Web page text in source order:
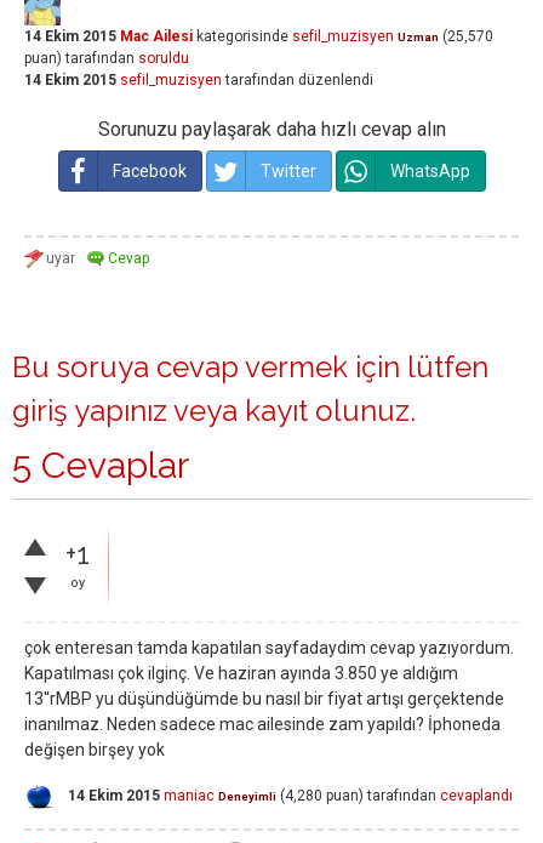
14 Ekim 2015 Mac Ailesi kategorisinde sefil_muzisyen Uzman (25,570
puan) tarafından soruldu
14 Ekim 2015 sefil_muzisyen tarafından düzenlendi
Sorunuzu paylaşarak daha hızlı cevap alın
Facebook Twitter WhatsApp
Bu soruya cevap vermek için lütfen
giriş yapınız veya kayıt olunuz.
5 Cevaplar
+1
oy
çok enteresan tamda kapatılan sayfadaydım cevap yazıyordum.
Kapatılması çok ilginç. Ve haziran ayında 3.850 ye aldığım
13''rMBP yu düşündüğümde bu nasıl bir fiyat artışı gerçektende
inanılmaz. Neden sadece mac ailesinde zam yapıldı? İphoneda
değişen birşey yok
14 Ekim 2015 maniac Deneyimli (4,280 puan) tarafından cevaplandı